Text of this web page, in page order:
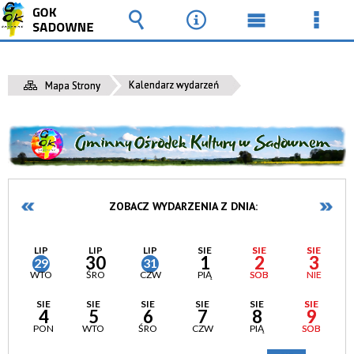
Mapa Strony Kalendarz wydarzeń
ZOBACZ WYDARZENIA Z DNIA:
LIP
29
WTO
LIP
30
ŚRO
LIP
31
CZW
SIE
1
PIĄ
SIE
2
SOB
SIE
3
NIE
SIE
4
PON
SIE
5
WTO
SIE
6
ŚRO
SIE
7
CZW
SIE
8
PIĄ
SIE
9
SOB
Wyszukiwarka
Narzędzia
Menu